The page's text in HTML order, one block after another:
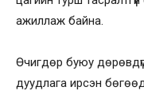
ажиллаж байна.
Өчигдөр буюу
дуудлага ирсэн